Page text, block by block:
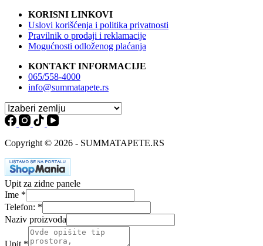
KORISNI LINKOVI
Uslovi korišćenja i politika privatnosti
Pravilnik o prodaji i reklamacije
Mogućnosti odloženog plaćanja
KONTAKT INFORMACIJE
065/558-4000
info@summatapete.rs
Copyright © 2026 - SUMMATAPETE.RS
Upit za zidne panele
Ime *
Telefon: *
Naziv proizvoda
Upit *